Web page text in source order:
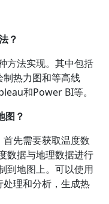
？
方法实现。其中包括
制热力图和等高线
和Power BI等。
图？
先需要获取温度数
数据与地理数据进行
到地图上。可以使用
理和分析，生成热